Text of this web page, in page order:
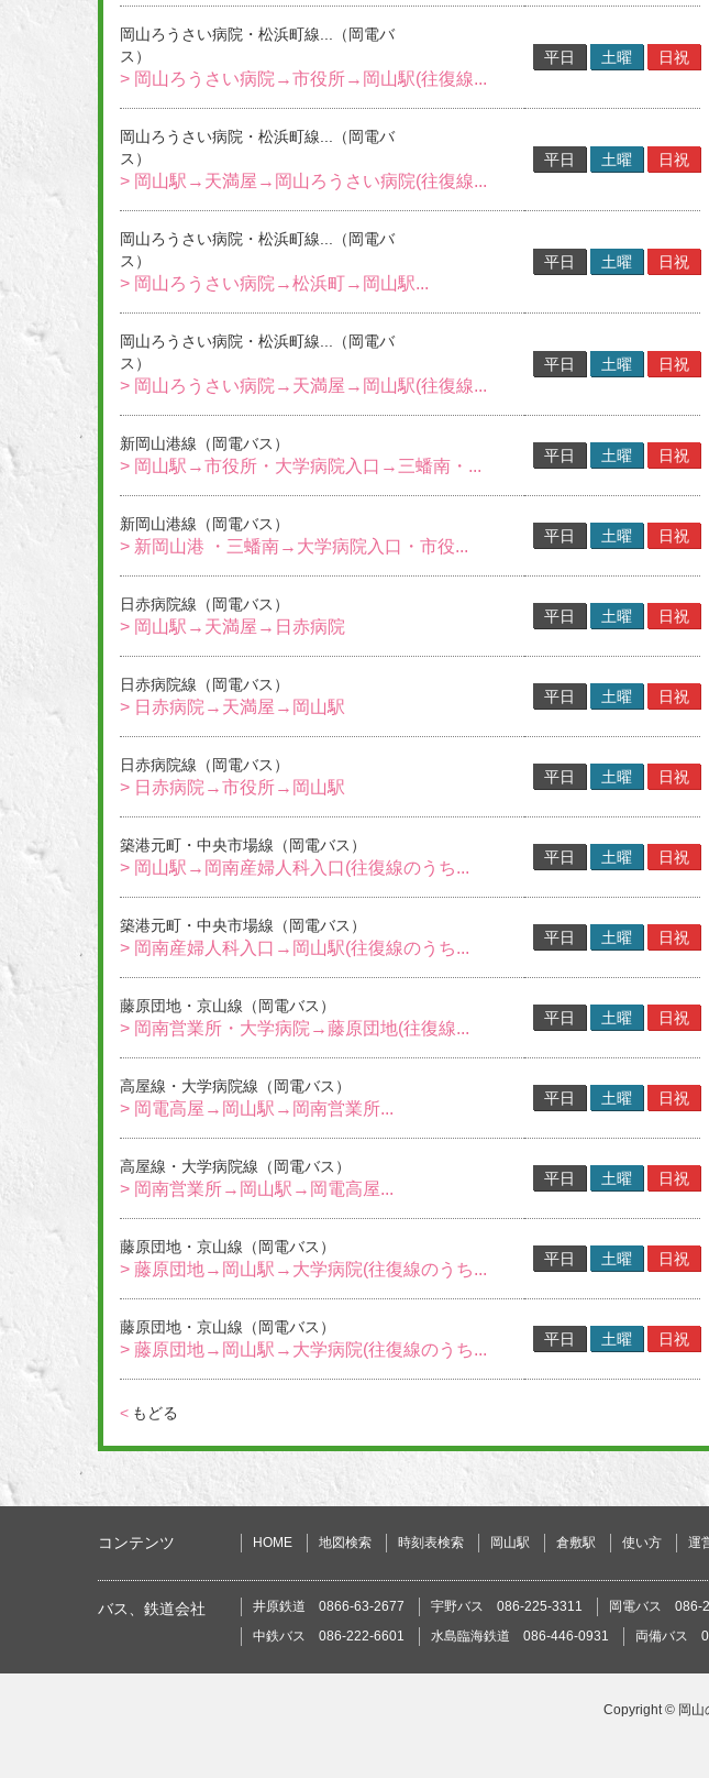
岡山ろうさい病院・松浜町線...（岡電バ
ス）
> 岡山ろうさい病院→市役所→岡山駅(往復線...
平日 土曜 日祝
岡山ろうさい病院・松浜町線...（岡電バ
ス）
> 岡山駅→天満屋→岡山ろうさい病院(往復線...
平日 土曜 日祝
岡山ろうさい病院・松浜町線...（岡電バ
ス）
> 岡山ろうさい病院→松浜町→岡山駅...
平日 土曜 日祝
岡山ろうさい病院・松浜町線...（岡電バ
ス）
> 岡山ろうさい病院→天満屋→岡山駅(往復線...
平日 土曜 日祝
新岡山港線（岡電バス）
> 岡山駅→市役所・大学病院入口→三蟠南・...
平日 土曜 日祝
新岡山港線（岡電バス）
> 新岡山港 ・三蟠南→大学病院入口・市役...
平日 土曜 日祝
日赤病院線（岡電バス）
> 岡山駅→天満屋→日赤病院
平日 土曜 日祝
日赤病院線（岡電バス）
> 日赤病院→天満屋→岡山駅
平日 土曜 日祝
日赤病院線（岡電バス）
> 日赤病院→市役所→岡山駅
平日 土曜 日祝
築港元町・中央市場線（岡電バス）
> 岡山駅→岡南産婦人科入口(往復線のうち...
平日 土曜 日祝
築港元町・中央市場線（岡電バス）
> 岡南産婦人科入口→岡山駅(往復線のうち...
平日 土曜 日祝
藤原団地・京山線（岡電バス）
> 岡南営業所・大学病院→藤原団地(往復線...
平日 土曜 日祝
高屋線・大学病院線（岡電バス）
> 岡電高屋→岡山駅→岡南営業所...
平日 土曜 日祝
高屋線・大学病院線（岡電バス）
> 岡南営業所→岡山駅→岡電高屋...
平日 土曜 日祝
藤原団地・京山線（岡電バス）
> 藤原団地→岡山駅→大学病院(往復線のうち...
平日 土曜 日祝
藤原団地・京山線（岡電バス）
> 藤原団地→岡山駅→大学病院(往復線のうち...
平日 土曜 日祝
< もどる
コンテンツ HOME 地図検索 時刻表検索 岡山駅 倉敷駅 使い方 運
バス、鉄道会社 井原鉄道 0866-63-2677 宇野バス 086-225-3311 岡電バス 086-
中鉄バス 086-222-6601
水島臨海鉄道 086-446-0931 両備バス
Copyright © 岡